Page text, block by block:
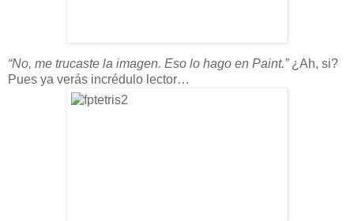
“No, me trucaste la imagen. Eso lo hago en Paint.”¿Ah, si?
Pues ya verás incrédulo lector…